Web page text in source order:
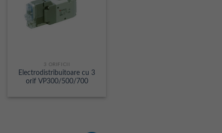
3 ORIFICII
Electrodistribuitoare cu 3
orif VP300/500/700